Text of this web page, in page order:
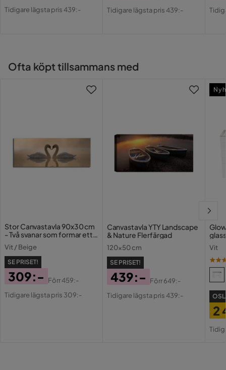
Pris
Original
Tidigare lägsta pris 439:-
Pris
Original
Tidigare lägsta pris 439:-
Ofta köpt tillsammans med
Stor Canvastavla 90x30 cm
- Två svanar som formar ett
hjärta med sina halsar
Vit / Beige
SE PRISET!
Pris
309:-
Original
Förr459:-
Tidigare lägsta pris 309:-
Canvastavla YTY Landscape
& Nature Flerfärgad
120x50 cm
SE PRISET!
Pris
439:-
Original
Förr649:-
Tidigare lägsta pris 439:-
Vit
2